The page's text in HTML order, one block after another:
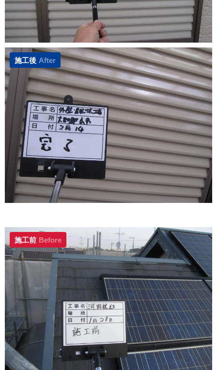
施工後 After
施工前 Before